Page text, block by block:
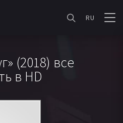
RU
(2018) все
в HD